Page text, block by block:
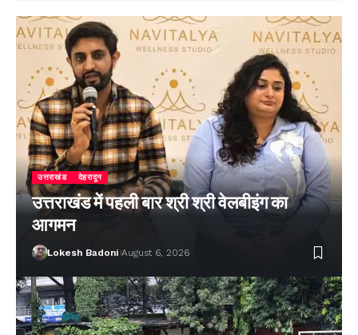
उत्तराखंड देहरादून
उत्तराखंड में पहली बार श्री श्री वेलबीइंग का
आगमन
Lokesh Badoni August 6, 2026